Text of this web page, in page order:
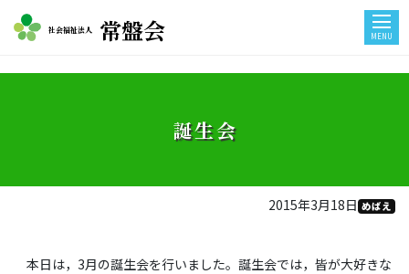
社会福祉法人 常盤会 MENU
誕生会
2015年3月18日 めばえ
本日は，3月の誕生会を行いました。誕生会では，皆が大好きな